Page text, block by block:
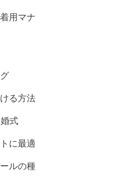
用マナ
る方法
式
に最適
ルの種